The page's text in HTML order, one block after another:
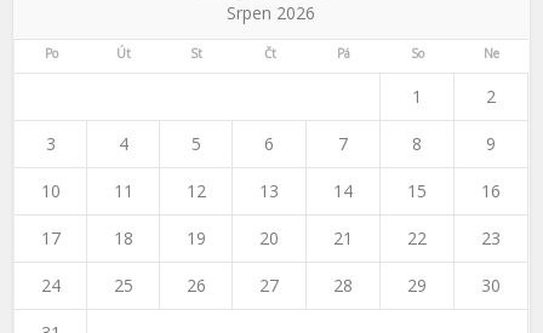
Srpen 2026
Po Út St Čt Pá So Ne
1 2
3 4 5 6 7 8 9
10 11 12 13 14 15 16
17 18 19 20 21 22 23
24 25 26 27 28 29 30